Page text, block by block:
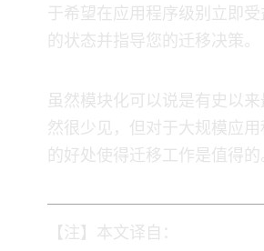
于希望在应用程序级别立即
的状态并指导您的迁移决策。
虽然模块化可以说是Java有史以
然很少见，但对于大规模应
的好处使得迁移工作是值得的
【注】本文译自：